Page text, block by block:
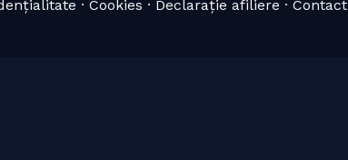
· Cookies · Declarație afiliere · Contact